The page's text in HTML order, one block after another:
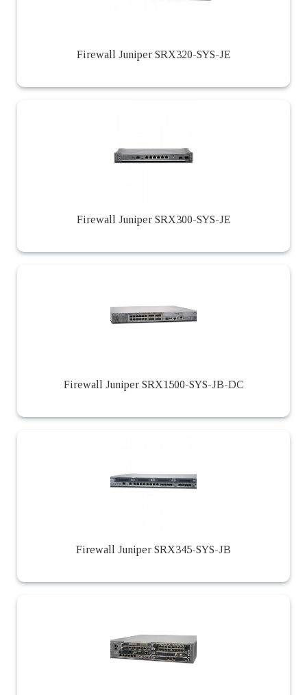
Firewall Juniper SRX320-SYS-JE
Firewall Juniper SRX300-SYS-JE
Firewall Juniper SRX1500-SYS-JB-DC
Firewall Juniper SRX345-SYS-JB